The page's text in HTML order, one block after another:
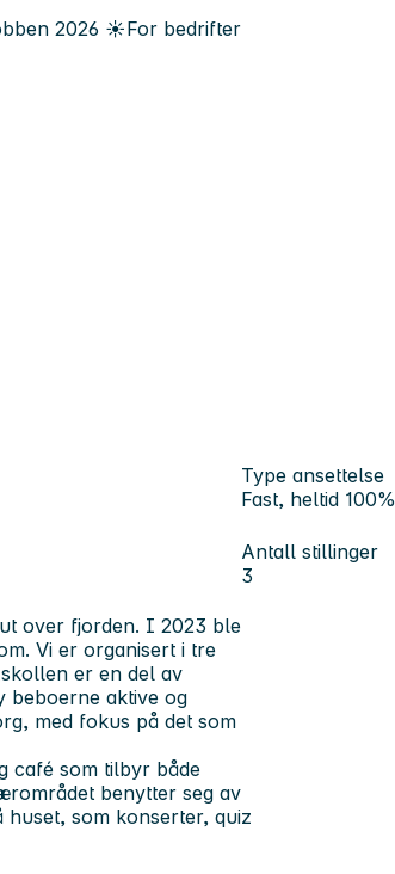
2026 ☀️For bedrifter
Type ansettelse
Fast, heltid 100%
Antall stillinger
3
over fjorden. I 2023 ble
Vi er organisert i tre
er en del av
beboerne aktive og
med fokus på det som
café som tilbyr både
benytter seg av
som konserter, quiz